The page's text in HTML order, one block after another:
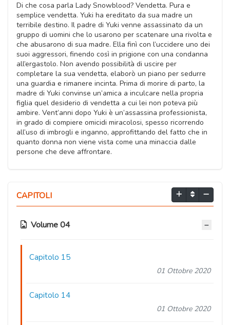
Di che cosa parla Lady Snowblood? Vendetta. Pura e
semplice vendetta. Yuki ha ereditato da sua madre un
terribile destino. Il padre di Yuki venne assassinato da un
gruppo di uomini che lo usarono per scatenare una rivolta e
che abusarono di sua madre. Ella finì con l’uccidere uno dei
suoi aggressori, finendo così in prigione con una condanna
all’ergastolo. Non avendo possibilità di uscire per
completare la sua vendetta, elaborò un piano per sedurre
una guardia e rimanere incinta. Prima di morire di parto, la
madre di Yuki convinse un’amica a inculcare nella propria
figlia quel desiderio di vendetta a cui lei non poteva più
ambire. Vent’anni dopo Yuki è un’assassina professionista,
in grado di compiere omicidi miracolosi, spesso ricorrendo
all’uso di imbrogli e inganno, approfittando del fatto che in
quanto donna non viene vista come una minaccia dalle
persone che deve affrontare.
CAPITOLI
Volume 04
Capitolo 15
01 Ottobre 2020
Capitolo 14
01 Ottobre 2020